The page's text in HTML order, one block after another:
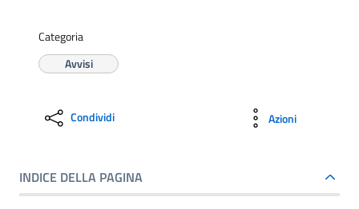
Categoria
Avvisi
Condividi Azioni
INDICE DELLA PAGINA